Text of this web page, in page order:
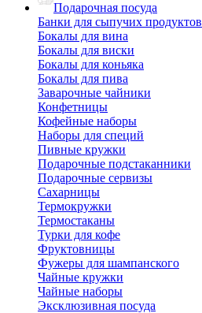
Подарочная посуда
Банки для сыпучих продуктов
Бокалы для вина
Бокалы для виски
Бокалы для коньяка
Бокалы для пива
Заварочные чайники
Конфетницы
Кофейные наборы
Наборы для специй
Пивные кружки
Подарочные подстаканники
Подарочные сервизы
Сахарницы
Термокружки
Термостаканы
Турки для кофе
Фруктовницы
Фужеры для шампанского
Чайные кружки
Чайные наборы
Эксклюзивная посуда